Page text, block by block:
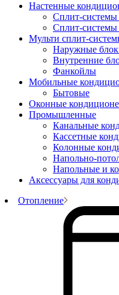
Настенные
Сплит-системы
Сплит-
Мульти сплит-
Наружные
Внутренние
Фанкойлы
Мобильные
Бытовые
Оконные
Промышленные
Канальные
Кассетные
Колонные
Напольно-
Напольные и
Аксессуары для
Отопление